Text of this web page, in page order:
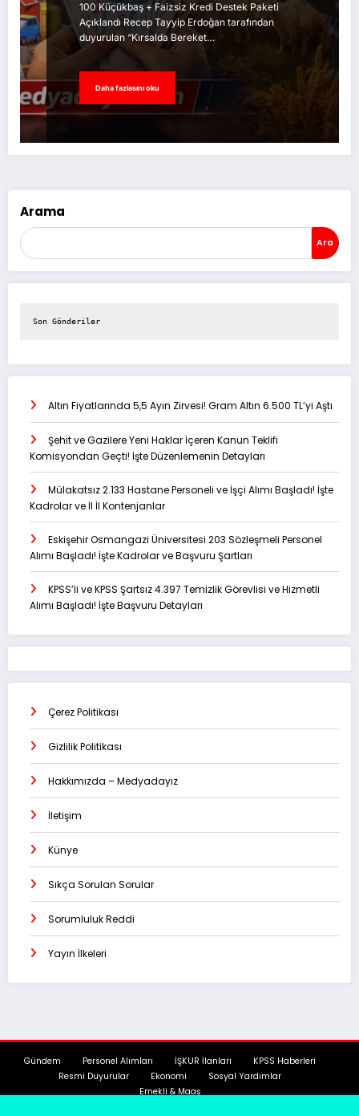
100 Küçükbaş + Faizsiz Kredi Destek Paketi
Açıklandı Recep Tayyip Erdoğan tarafından
duyurulan “Kırsalda Bereket…
Daha fazlasını oku
Arama
Ara
Son Gönderiler
Altın Fiyatlarında 5,5 Ayın Zirvesi! Gram Altın 6.500 TL’yi Aştı
Şehit ve Gazilere Yeni Haklar İçeren Kanun Teklifi
Komisyondan Geçti! İşte Düzenlemenin Detayları
Mülakatsız 2.133 Hastane Personeli ve İşçi Alımı Başladı! İşte
Kadrolar ve İl İl Kontenjanlar
Eskişehir Osmangazi Üniversitesi 203 Sözleşmeli Personel
Alımı Başladı! İşte Kadrolar ve Başvuru Şartları
KPSS’li ve KPSS Şartsız 4.397 Temizlik Görevlisi ve Hizmetli
Alımı Başladı! İşte Başvuru Detayları
Çerez Politikası
Gizlilik Politikası
Hakkımızda – Medyadayız
İletişim
Künye
Sıkça Sorulan Sorular
Sorumluluk Reddi
Yayın İlkeleri
Gündem Personel Alımları İŞKUR İlanları
KPSS Haberleri
Resmi Duyurular
Ekonomi
Sosyal Yardımlar
Emekli & Maaş